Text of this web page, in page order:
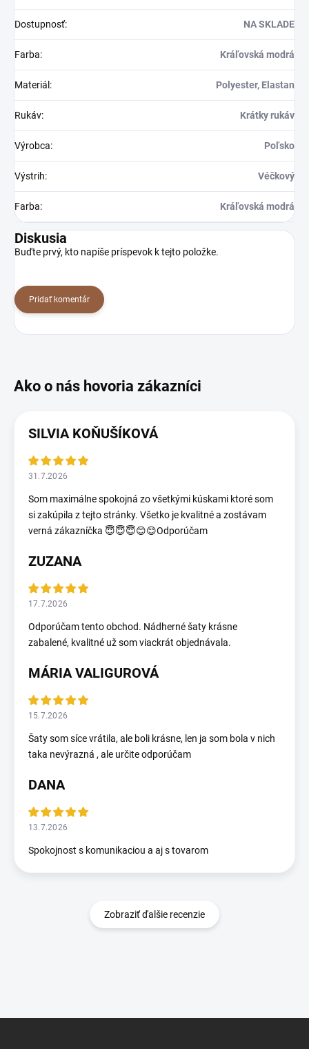
Dostupnosť: NA SKLADE
Farba: Kráľovská modrá
Materiál: Polyester, Elastan
Rukáv: Krátky rukáv
Výrobca: Poľsko
Výstrih: Véčkový
Farba: Kráľovská modrá
Diskusia
Buďte prvý, kto napíše príspevok k tejto položke.
Pridať komentár
SILVIA KOŇUŠÍKOVÁ
31.7.2026
Som maximálne spokojná zo všetkými kúskami ktoré som
si zakúpila z tejto stránky. Všetko je kvalitné a zostávam
verná zákazníčka 😇😇😇😊😊Odporúčam
ZUZANA
17.7.2026
Odporúčam tento obchod. Nádherné šaty krásne
zabalené, kvalitné už som viackrát objednávala.
MÁRIA VALIGUROVÁ
15.7.2026
Šaty som síce vrátila, ale boli krásne, len ja som bola v nich
taka nevýrazná , ale určite odporúčam
DANA
13.7.2026
Spokojnost s komunikaciou a aj s tovarom
Zobraziť ďalšie recenzie